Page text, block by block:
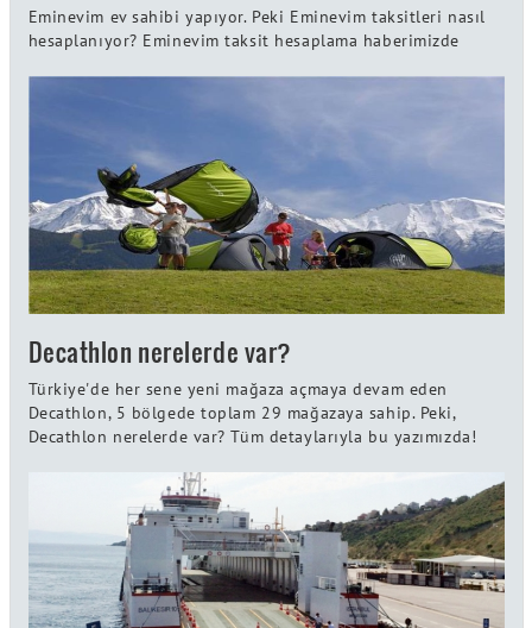
Eminevim ev sahibi yapıyor. Peki Eminevim taksitleri nasıl
hesaplanıyor? Eminevim taksit hesaplama haberimizde
Decathlon nerelerde var?
Türkiye'de her sene yeni mağaza açmaya devam eden
Decathlon, 5 bölgede toplam 29 mağazaya sahip. Peki,
Decathlon nerelerde var? Tüm detaylarıyla bu yazımızda!